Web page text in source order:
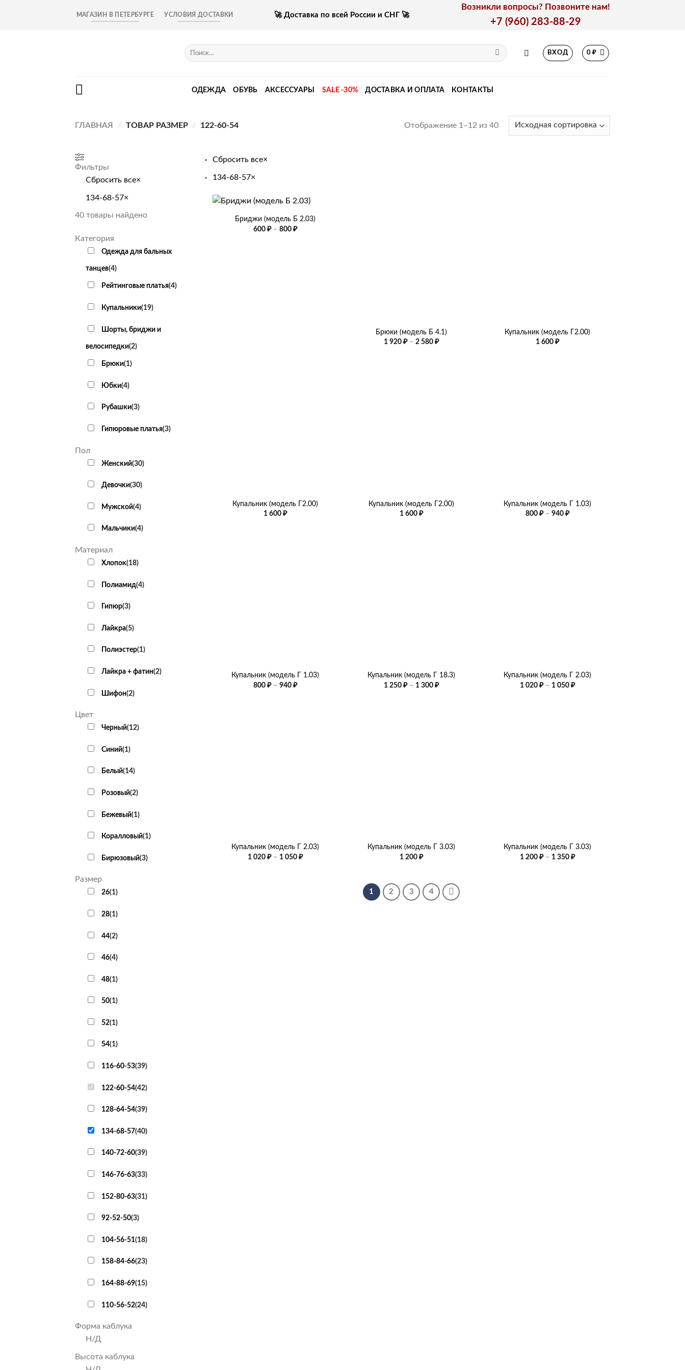
МАГАЗИН В ПЕТЕРБУРГЕ УСЛОВИЯ ДОСТАВКИ 🚀 Доставка по всей России и СНГ 🚀
Возникли вопросы? Позвоните нам!
+7 (960) 283-88-29
Искать:
ВХОД 0₽
ОДЕЖДА ОБУВЬ АКСЕССУАРЫ SALE -30% ДОСТАВКА И ОПЛАТА КОНТАКТЫ
ГЛАВНАЯ / ТОВАР РАЗМЕР / 122-60-54 Отображение 1–12 из 40
Фильтры
Сбросить все×
134-68-57×
40 товары найдено
Категория
Одежда для бальных
танцев(4)
Рейтинговые платья(4)
Купальники(19)
Шорты, бриджи и
велосипедки(2)
Брюки(1)
Юбки(4)
Рубашки(3)
Гипюровые платья(3)
Пол
Женский(30)
Девочки(30)
Мужской(4)
Мальчики(4)
Материал
Хлопок(18)
Полиамид(4)
Гипюр(3)
Лайкра(5)
Полиэстер(1)
Лайкра + фатин(2)
Шифон(2)
Цвет
Черный(12)
Cиний(1)
Белый(14)
Розовый(2)
Бежевый(1)
Коралловый(1)
Бирюзовый(3)
Размер
26(1)
28(1)
44(2)
46(4)
48(1)
50(1)
52(1)
54(1)
116-60-53(39)
122-60-54(42)
128-64-54(39)
134-68-57(40)
140-72-60(39)
146-76-63(33)
152-80-63(31)
92-52-50(3)
104-56-51(18)
158-84-66(23)
164-88-69(15)
110-56-52(24)
Форма каблука
Н/Д
Высота каблука
Сбросить все×
134-68-57×
+
Бриджи (модель Б 2.03)
600₽ – 800₽Диапазон
Брюки (модель Б 4.1)
1 920 ₽ – 2 580 ₽Диапазон
Купальник (модель Г2.00)
1 600 ₽
Купальник (модель Г2.00)
1 600₽
Купальник (модель Г2.00)
1 600 ₽
Купальник (модель Г 1.03)
800 ₽ – 940 ₽Диапазон
Купальник (модель Г 1.03)
800₽ – 940₽Диапазон
Купальник (модель Г 18.3)
1 250 ₽ – 1 300 ₽Диапазон
Купальник (модель Г 2.03)
1 020 ₽ – 1 050 ₽Диапазон
Купальник (модель Г 2.03)
1 020₽ – 1 050₽Диапазон
Купальник (модель Г 3.03)
1 200 ₽
Купальник (модель Г 3.03)
1 200 ₽ – 1 350 ₽Диапазон
1 2 3 4